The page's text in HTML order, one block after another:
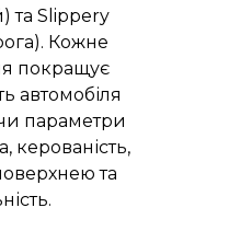
та Slippery
Кожне
покращує
автомобіля
параметри
керованість,
та